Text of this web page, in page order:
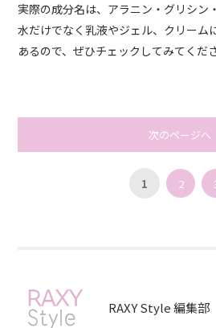
実際の成分名は、アラニン・グリシン
水だけでなく乳液やジェル、クリーム
あるので、ぜひチェックしてみてくださ
次のページへ
1 2
RAXY Style 編集部